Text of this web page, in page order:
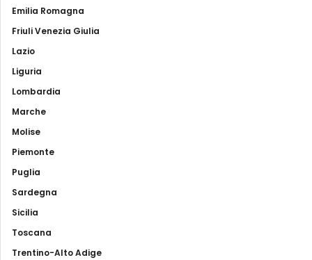
Emilia Romagna
Friuli Venezia Giulia
Lazio
Liguria
Lombardia
Marche
Molise
Piemonte
Puglia
Sardegna
Sicilia
Toscana
Trentino-Alto Adige